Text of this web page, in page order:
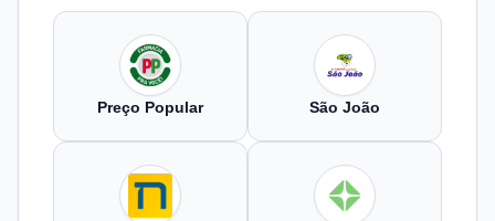
Preço Popular São João